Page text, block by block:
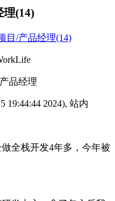
理(14)
目/产品经理(14)
品经理
19:44:44 2024), 站内
全栈开发4年多，今年被